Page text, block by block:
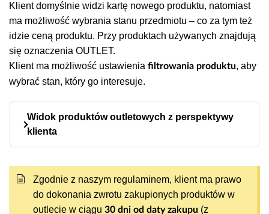
Klient domyślnie widzi kartę nowego produktu, natomiast
ma możliwość wybrania stanu przedmiotu – co za tym też
idzie ceną produktu. Przy produktach używanych znajdują
się oznaczenia OUTLET.
Klient ma możliwość ustawienia filtrowania produktu, aby
wybrać stan, który go interesuje.
Widok produktów outletowych z perspektywy
klienta
Widok produktu z dostępną ofertą
OUTLET.
Zgodnie z naszym regulaminem, klient ma prawo
do dokonania zwrotu zakupionych produktów w
outlecie w ciągu 30 dni od daty zakupu (z